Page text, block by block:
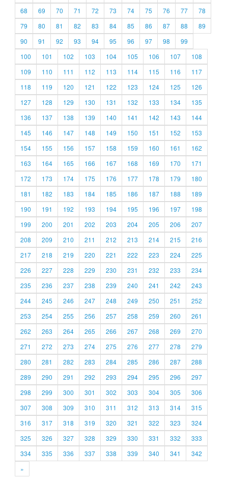
68
69 70 71 72 73 74 75 76 77
78
79
80 81 82 83 84 85 86 87 88
89
90
91 92 93 94 95 96 97 98
99
100
101 102 103 104 105 106 107
108
109
110 111 112 113 114 115 116
117
118
119 120 121 122 123 124 125
126
127
128 129 130 131 132 133 134
135
136
137 138 139 140 141 142 143
144
145
146 147 148 149 150 151 152
153
154
155 156 157 158 159 160 161
162
163
164 165 166 167 168 169 170
171
172
173 174 175 176 177 178 179
180
181
182 183 184 185 186 187 188
189
190
191 192 193 194 195 196 197
198
199
200 201 202 203 204 205 206
207
208
209 210 211 212 213 214 215
216
217
218 219 220 221 222 223 224
225
226
227 228 229 230 231 232 233
234
235
236 237 238 239 240 241 242
243
244
245 246 247 248 249 250 251
252
253
254 255 256 257 258 259 260
261
262
263 264 265 266 267 268 269
270
271
272 273 274 275 276 277 278
279
280
281 282 283 284 285 286 287
288
289
290 291 292 293 294 295 296
297
298
299 300 301 302 303 304 305
306
307
308 309 310 311 312 313 314
315
316
317 318 319 320 321 322 323
324
325
326 327 328 329 330 331 332
333
334
335 336 337 338 339 340 341
342
»